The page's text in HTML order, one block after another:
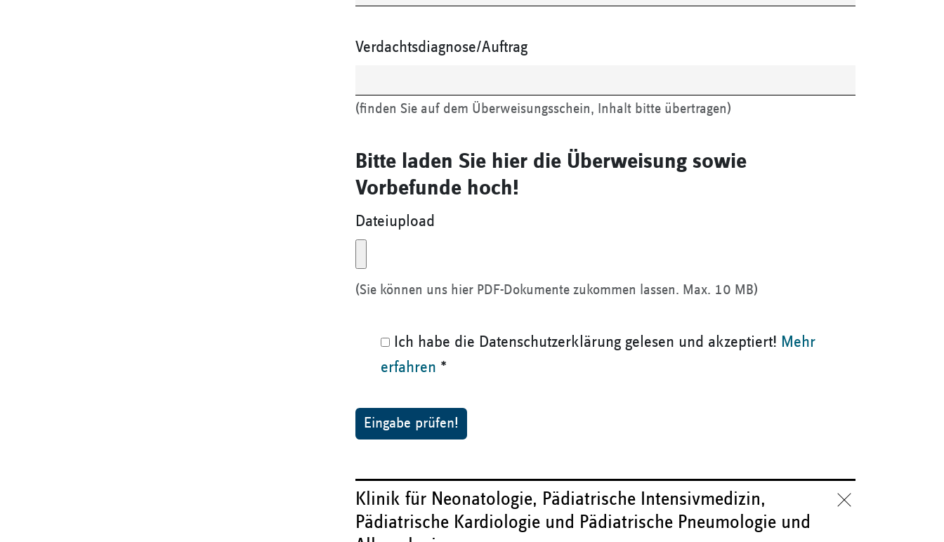
Verdachtsdiagnose/Auftrag
(finden Sie auf dem Überweisungsschein, Inhalt bitte übertragen)
Bitte laden Sie hier die Überweisung sowie
Vorbefunde hoch!
Dateiupload
(Sie können uns hier PDF-Dokumente zukommen lassen. Max. 10 MB)
Ich habe die Datenschutzerklärung gelesen und akzeptiert! Mehr
erfahren *
Eingabe prüfen!
Klinik für Neonatologie, Pädiatrische Intensivmedizin,
Pädiatrische Kardiologie und Pädiatrische Pneumologie und